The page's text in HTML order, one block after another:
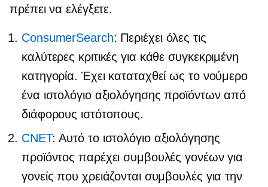
πρέπει να ελέγξετε.
ConsumerSearch: Περιέχει όλες τις
καλύτερες κριτικές για κάθε συγκεκριμένη
κατηγορία. Έχει καταταχθεί ως το νούμερο
ένα ιστολόγιο αξιολόγησης προϊόντων από
διάφορους ιστότοπους.
CNET: Αυτό το ιστολόγιο αξιολόγησης
προϊόντος παρέχει συμβουλές γονέων για
γονείς που χρειάζονται συμβουλές για την